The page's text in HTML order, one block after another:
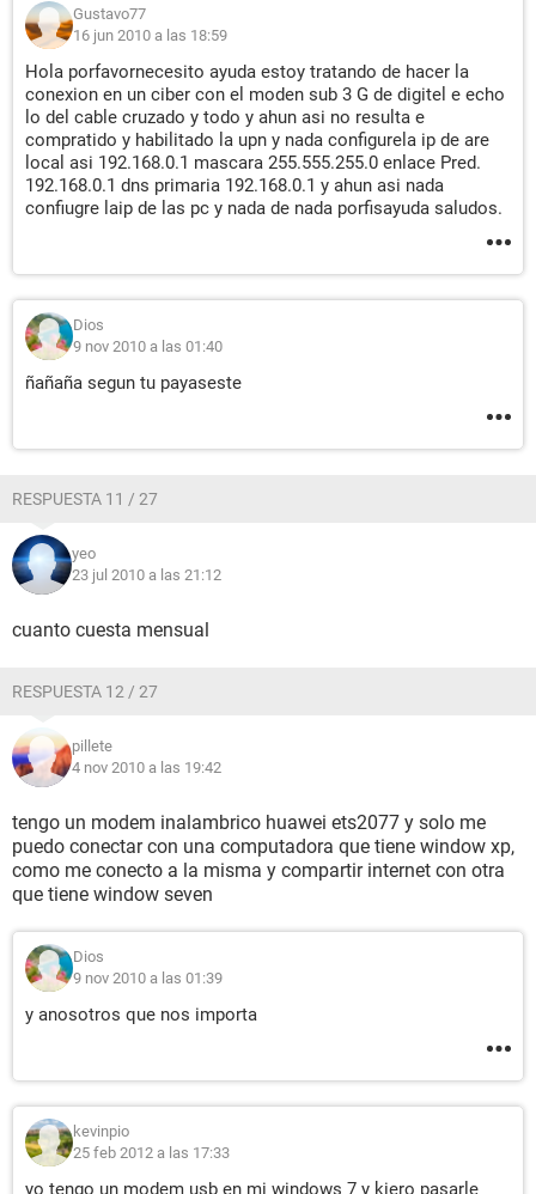
Gustavo77
16 jun 2010 a las 18:59
Hola porfavornecesito ayuda estoy tratando de hacer la
conexion en un ciber con el moden sub 3 G de digitel e echo
lo del cable cruzado y todo y ahun asi no resulta e
compratido y habilitado la upn y nada configurela ip de are
local asi 192.168.0.1 mascara 255.555.255.0 enlace Pred.
192.168.0.1 dns primaria 192.168.0.1 y ahun asi nada
confiugre laip de las pc y nada de nada porfisayuda saludos.
Dios
9 nov 2010 a las 01:40
ñañaña segun tu payaseste
RESPUESTA 11 / 27
yeo
23 jul 2010 a las 21:12
cuanto cuesta mensual
RESPUESTA 12 / 27
pillete
4 nov 2010 a las 19:42
tengo un modem inalambrico huawei ets2077 y solo me
puedo conectar con una computadora que tiene window xp,
como me conecto a la misma y compartir internet con otra
que tiene window seven
Dios
9 nov 2010 a las 01:39
y anosotros que nos importa
kevinpio
25 feb 2012 a las 17:33
yo tengo un modem usb en mi windows 7 y kiero pasarle